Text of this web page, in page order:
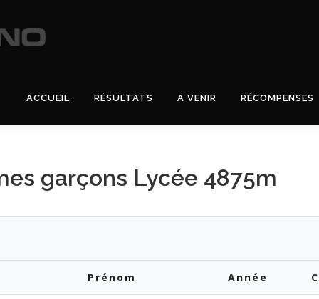
ACCUEIL RÉSULTATS A VENIR RÉCOMPENSES
garçons Lycée 4875m
Prénom Année